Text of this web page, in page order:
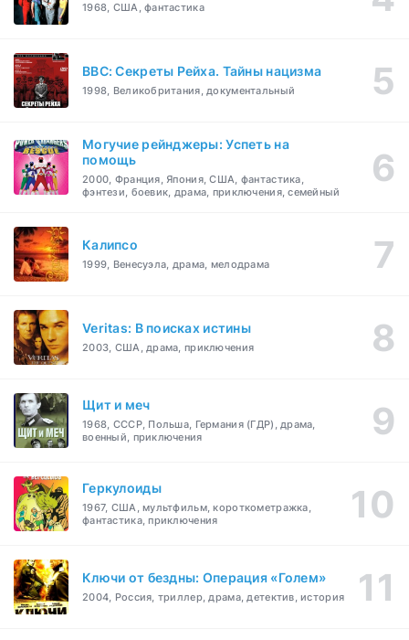
1968, США, фантастика
BBC: Секреты Рейха. Тайны нацизма
1998, Великобритания, документальный
Могучие рейнджеры: Успеть на
помощь
2000, Франция, Япония, США, фантастика,
фэнтези, боевик, драма, приключения, семейный
Калипсо
1999, Венесуэла, драма, мелодрама
Veritas: В поисках истины
2003, США, драма, приключения
Щит и меч
1968, СССР, Польша, Германия (ГДР), драма,
военный, приключения
Геркулоиды
1967, США, мультфильм, короткометражка,
фантастика, приключения
Ключи от бездны: Операция «Голем»
2004, Россия, триллер, драма, детектив, история